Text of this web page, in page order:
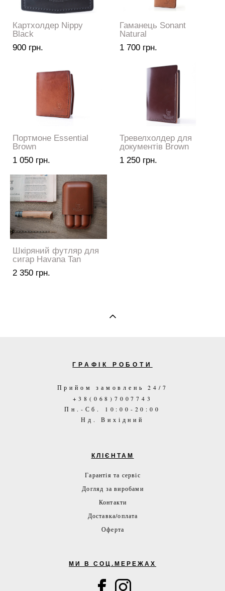
Картхолдер Nippy
Black
900 грн.
Гаманець Sonant
Natural
1 700 грн.
Портмоне Essential
Brown
1 050 грн.
Тревелхолдер для
документів Brown
1 250 грн.
Шкіряний футляр для
сигар Havana Tan
2 350 грн.
ГРАФІК РОБОТИ
Прийом замовлень 24/7
+38(068)7007743
Пн.-Сб. 10:00-20:00
Нд. Вихідний
КЛІЄНТАМ
Гарантія та сервіс
Догляд за виробами
Контакти
Доставка/оплата
Оферта
МИ В СОЦ.МЕРЕЖАХ